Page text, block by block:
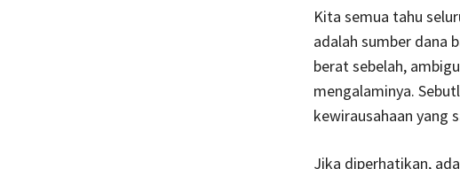
Kita semua tahu
adalah sumber dana
berat sebelah,
mengalaminya.
kewirausahaan yang
Jika diperhatikan,